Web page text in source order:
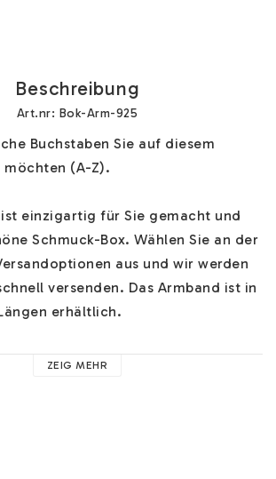
Beschreibung
Art.nr: Bok-Arm-925
Buchstaben Sie auf diesem
möchten (A-Z).
ist einzigartig für Sie gemacht und
Schmuck-Box. Wählen Sie an der
aus und wir werden
versenden. Das Armband ist in
erhältlich.
Armbändern finden Sie HIER.
ZEIG MEHR